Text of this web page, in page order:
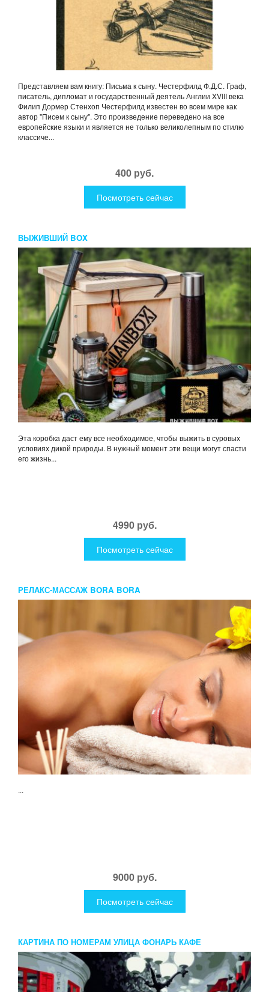
Представляем вам книгу: Письма к сыну. Честерфилд Ф.Д.С. Граф,
писатель, дипломат и государственный деятель Англии XVIII века
Филип Дормер Стенхоп Честерфилд известен во всем мире как
автор "Писем к сыну". Это произведение переведено на все
европейские языки и является не только великолепным по стилю
классиче...
400 руб.
Посмотреть сейчас
ВЫЖИВШИЙ BOX
Эта коробка даст ему все необходимое, чтобы выжить в суровых
условиях дикой природы. В нужный момент эти вещи могут спасти
его жизнь...
4990 руб.
Посмотреть сейчас
РЕЛАКС-МАССАЖ BORA BORA
...
9000 руб.
Посмотреть сейчас
КАРТИНА ПО НОМЕРАМ УЛИЦА ФОНАРЬ КАФЕ